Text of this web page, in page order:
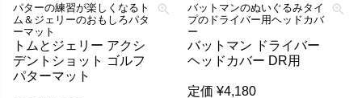
パターの練習が楽しくなるト
ム＆ジェリーのおもしろパタ
ーマット
トムとジェリー アクシ
デントショット ゴルフ
パターマット
バットマンのぬいぐるみタイ
プのドライバー用ヘッドカバ
ー
バットマン ドライバー
ヘッドカバー DR用
定価 ¥4,180